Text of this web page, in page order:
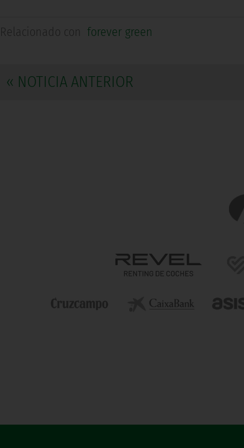
Relacionado con forever green
« NOTICIA ANTERIOR